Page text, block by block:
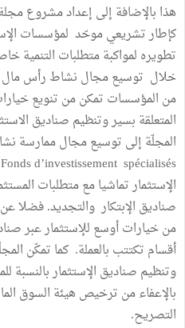
هذا بالإضافة إلى إعداد مشروع
كإطار تشريعي موحّد لمؤسسات
تطويره لمواكبة متطلبات
خلال توسيع مجال نشاط رأس مال
من المؤسسات تمكن من تنويع
المتعلقة بسير وتنظيم صناديق
المجلّة إلى توسيع مجال ممارسة
الإستثمار تماشيا مع متطلبات
صناديق الإبتكار والتجديد. فضلا
من خيارات أوسع للإستثمار عبر
أقسام تكتتب بالعملة. كما تمكّن
بالإعفاء من ترخيص هيئة السوق
التصريح.